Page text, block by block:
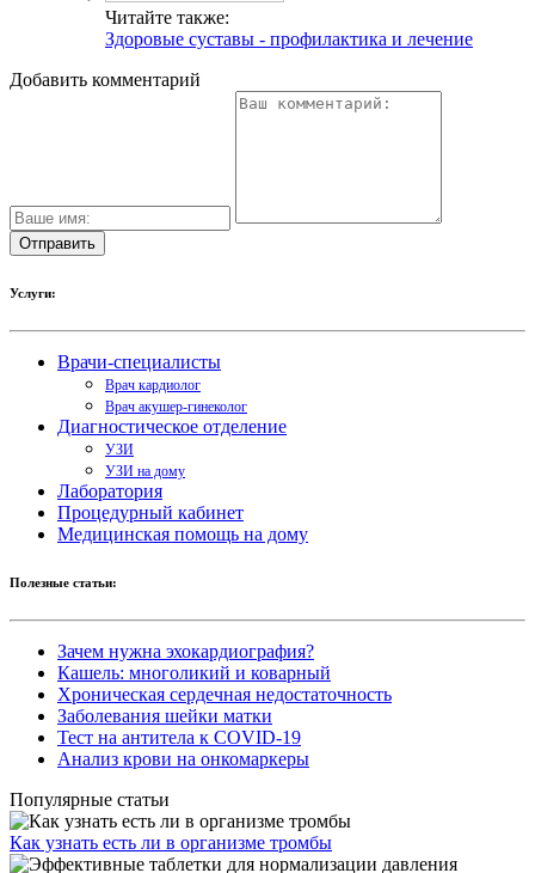
Читайте также:
Здоровые суставы - профилактика и лечение
Добавить комментарий
Услуги:
Врачи-специалисты
Врач кардиолог
Врач акушер-гинеколог
Диагностическое отделение
УЗИ
УЗИ на дому
Лаборатория
Процедурный кабинет
Медицинская помощь на дому
Полезные статьи:
Зачем нужна эхокардиография?
Кашель: многоликий и коварный
Хроническая сердечная недостаточность
Заболевания шейки матки
Тест на антитела к COVID-19
Анализ крови на онкомаркеры
Популярные статьи
Как узнать есть ли в организме тромбы